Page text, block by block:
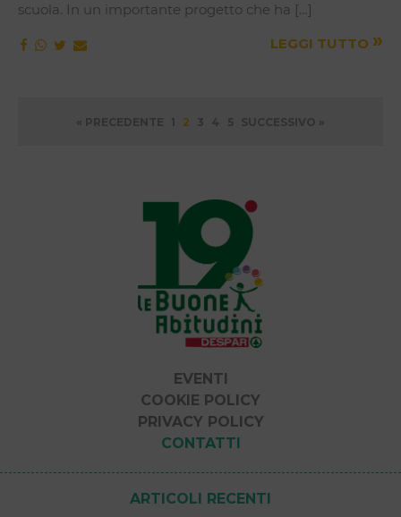
scuola. In un importante progetto che ha […]
LEGGI TUTTO »
Paginazione
« PRECEDENTE 1 2 3 4 5 SUCCESSIVO »
EVENTI
COOKIE POLICY
PRIVACY POLICY
CONTATTI
ARTICOLI RECENTI